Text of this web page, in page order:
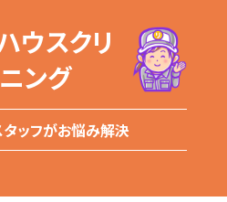
ウスクリ
ング
ッフがお悩み解決